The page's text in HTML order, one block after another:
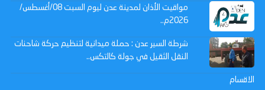
مواقيت الأذان لمدينة عدن ليوم السبت 08/أغسطس/
2026م..
شرطة السير عدن : حملة ميدانية لتنظيم حركة شاحنات
النقل الثقيل في جولة كالتكس..
الاقسام